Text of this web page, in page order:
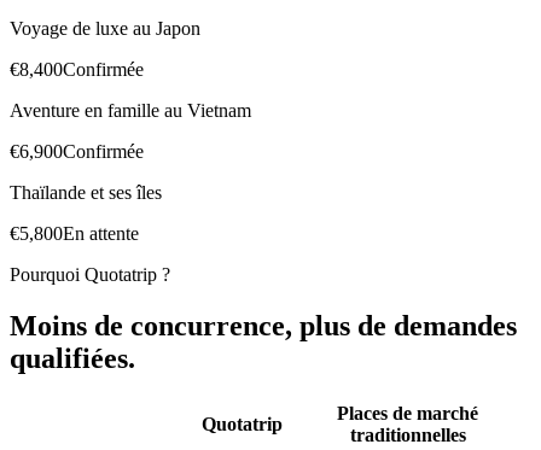
Voyage de luxe au Japon
€8,400Confirmée
Aventure en famille au Vietnam
€6,900Confirmée
Thaïlande et ses îles
€5,800En attente
Pourquoi Quotatrip ?
Moins de concurrence, plus de demandes
qualifiées.
Quotatrip
Places de marché
traditionnelles